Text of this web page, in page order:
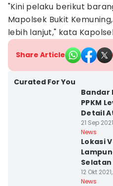
"Kini pelaku berikut
Mapolsek Bukit
lebih lanjut," kata
Share Article
Curated For You
Bandar
PPKM
Detail
21 Sep
News
Lokasi
Selatan
12 Okt
News